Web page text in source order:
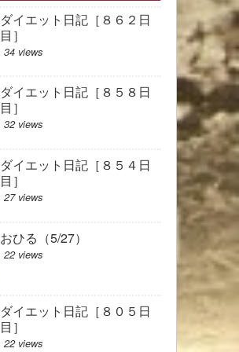
ダイエット日記［８６２日
目］
34 views
ダイエット日記［８５８日
目］
32 views
ダイエット日記［８５４日
目］
27 views
おひる（5/27）
22 views
ダイエット日記［８０５日
目］
22 views